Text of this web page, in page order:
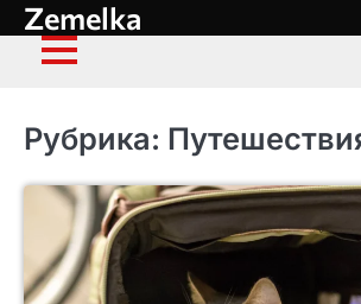
Перейти
к
содержимому
Zemelka
Рубрика: